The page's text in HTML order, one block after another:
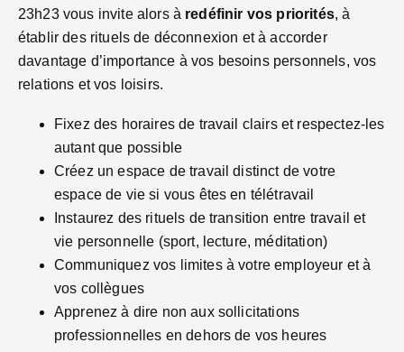
23h23 vous invite alors à redéfinir vos priorités, à
établir des rituels de déconnexion et à accorder
davantage d’importance à vos besoins personnels, vos
relations et vos loisirs.
Fixez des horaires de travail clairs et respectez-les
autant que possible
Créez un espace de travail distinct de votre
espace de vie si vous êtes en télétravail
Instaurez des rituels de transition entre travail et
vie personnelle (sport, lecture, méditation)
Communiquez vos limites à votre employeur et à
vos collègues
Apprenez à dire non aux sollicitations
professionnelles en dehors de vos heures